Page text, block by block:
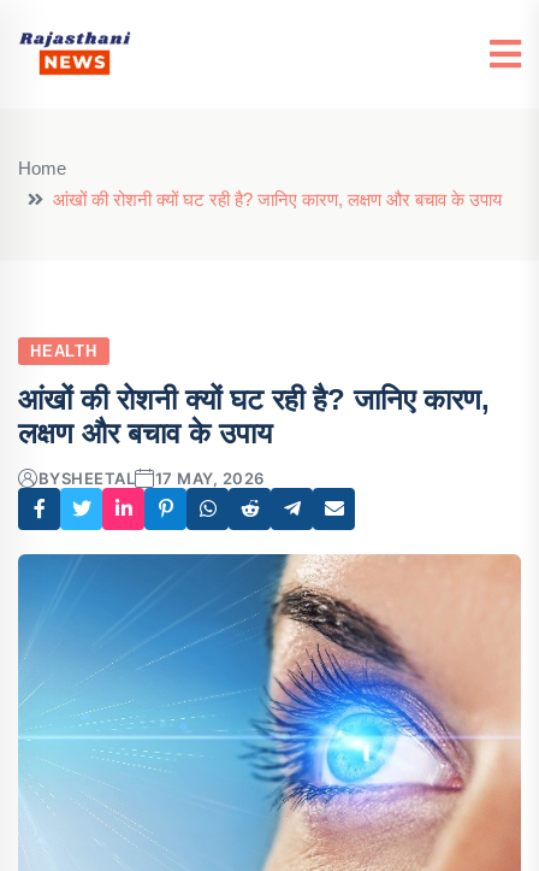
Home
आंखों की रोशनी क्यों घट रही है? जानिए कारण, लक्षण और बचाव के उपाय
HEALTH
आंखों की रोशनी क्यों घट रही है? जानिए कारण,
लक्षण और बचाव के उपाय
BYSHEETAL 17 MAY, 2026